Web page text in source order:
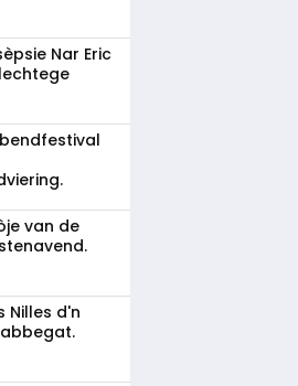
Nar Eric
van de
Nilles d'n